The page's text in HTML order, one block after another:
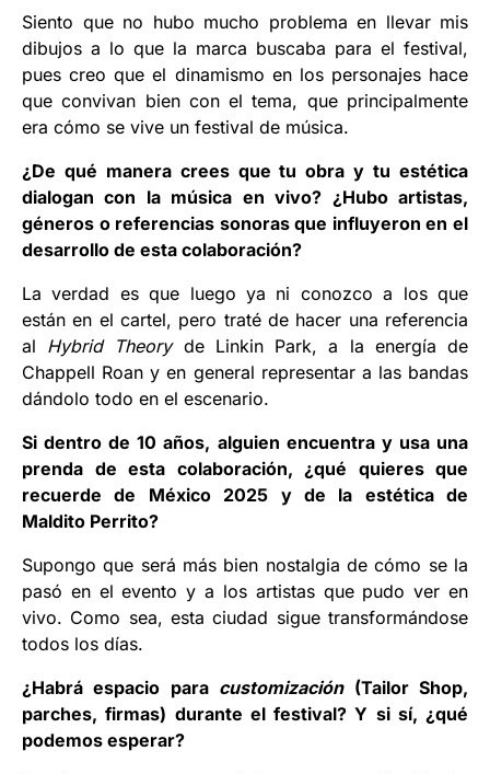
Siento que no hubo mucho problema en llevar mis
dibujos a lo que la marca buscaba para el festival,
pues creo que el dinamismo en los personajes hace
que convivan bien con el tema, que principalmente
era cómo se vive un festival de música.
¿De qué manera crees que tu obra y tu estética
dialogan con la música en vivo? ¿Hubo artistas,
géneros o referencias sonoras que influyeron en el
desarrollo de esta colaboración?
La verdad es que luego ya ni conozco a los que
están en el cartel, pero traté de hacer una referencia
al Hybrid Theoryde Linkin Park, a la energía de
Chappell Roan y en general representar a las bandas
dándolo todo en el escenario.
Si dentro de 10 años, alguien encuentra y usa una
prenda de esta colaboración, ¿qué quieres que
recuerde de México 2025 y de la estética de
Maldito Perrito?
Supongo que será más bien nostalgia de cómo se la
pasó en el evento y a los artistas que pudo ver en
vivo. Como sea, esta ciudad sigue transformándose
todos los días.
¿Habrá espacio para customización(Tailor Shop,
parches, firmas) durante el festival? Y si sí, ¿qué
podemos esperar?